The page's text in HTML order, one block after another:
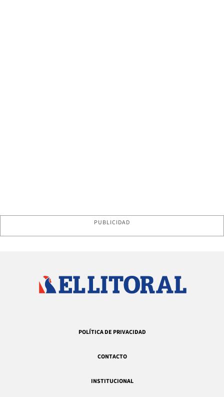
PUBLICIDAD
POLÍTICA DE PRIVACIDAD
CONTACTO
INSTITUCIONAL